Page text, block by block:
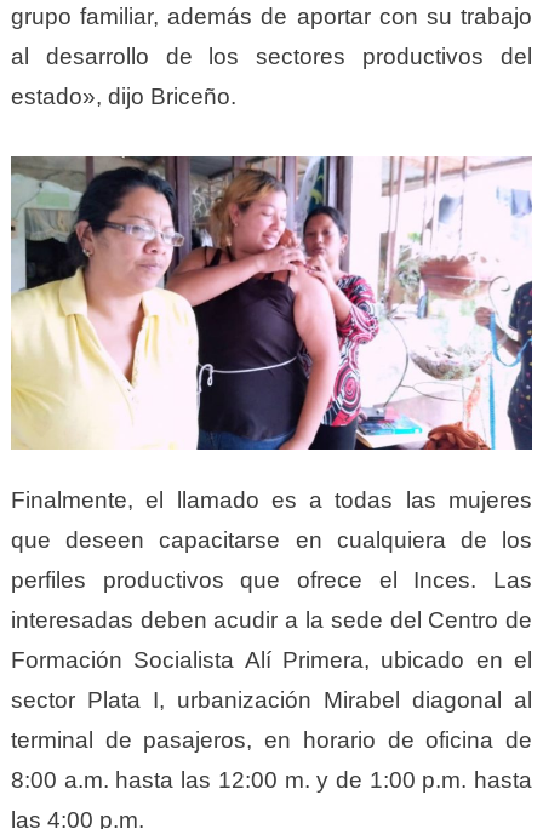
grupo familiar, además de aportar con su trabajo
al desarrollo de los sectores productivos del
estado», dijo Briceño.
Finalmente, el llamado es a todas las mujeres
que deseen capacitarse en cualquiera de los
perfiles productivos que ofrece el Inces. Las
interesadas deben acudir a la sede del Centro de
Formación Socialista Alí Primera, ubicado en el
sector Plata I, urbanización Mirabel diagonal al
terminal de pasajeros, en horario de oficina de
8:00 a.m. hasta las 12:00 m. y de 1:00 p.m. hasta
las 4:00 p.m.